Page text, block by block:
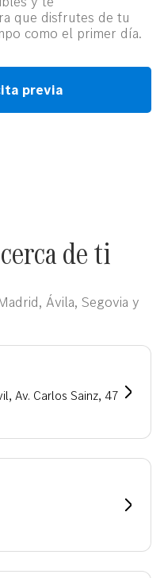
que disfrutes de tu
como el primer día.
previa
de ti
Ávila, Segovia y
Av. Carlos Sainz, 47